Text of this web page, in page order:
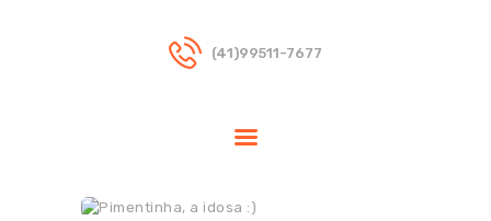
(41)99511-7677
TERAPIAS